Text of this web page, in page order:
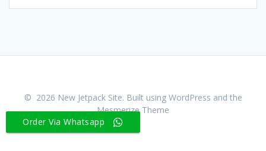
© 2026 New Jetpack Site. Built using WordPress and the
Mesmerize Theme
Order Via Whatsapp